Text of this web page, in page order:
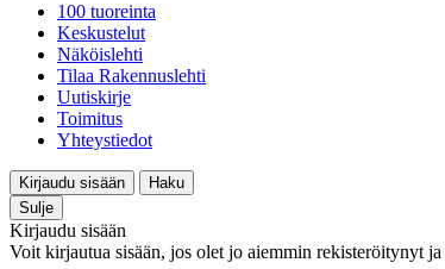
100 tuoreinta
Keskustelut
Näköislehti
Tilaa Rakennuslehti
Uutiskirje
Toimitus
Yhteystiedot
Kirjaudu sisään
Haku
Sulje
Kirjaudu sisään
Voit kirjautua sisään, jos olet jo aiemmin rekisteröitynyt